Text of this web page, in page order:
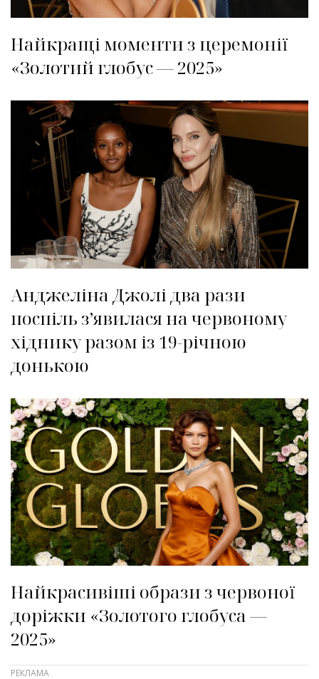
Найкращі моменти з церемонії
«Золотий глобус — 2025»
Анджеліна Джолі два рази
поспіль зʼявилася на червоному
хіднику разом із 19-річною
донькою
Найкрасивіші образи з червоної
доріжки «Золотого глобуса —
2025»